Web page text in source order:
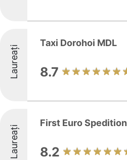
Laureați
Taxi Dorohoi MDL
8.7
Laureați
First Euro Spedition
8.2